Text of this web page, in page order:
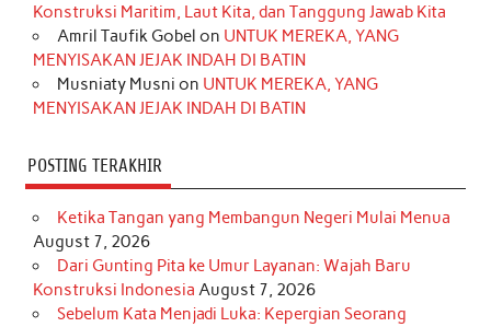
k
a
m
s
t
n
Konstruksi Maritim, Laut Kita, dan Tanggung Jawab Kita
Amril Taufik Gobel on UNTUK MEREKA, YANG
MENYISAKAN JEJAK INDAH DI BATIN
Musniaty Musni on UNTUK MEREKA, YANG
MENYISAKAN JEJAK INDAH DI BATIN
POSTING TERAKHIR
Ketika Tangan yang Membangun Negeri Mulai Menua
August 7, 2026
Dari Gunting Pita ke Umur Layanan: Wajah Baru
Konstruksi Indonesia August 7, 2026
Sebelum Kata Menjadi Luka: Kepergian Seorang